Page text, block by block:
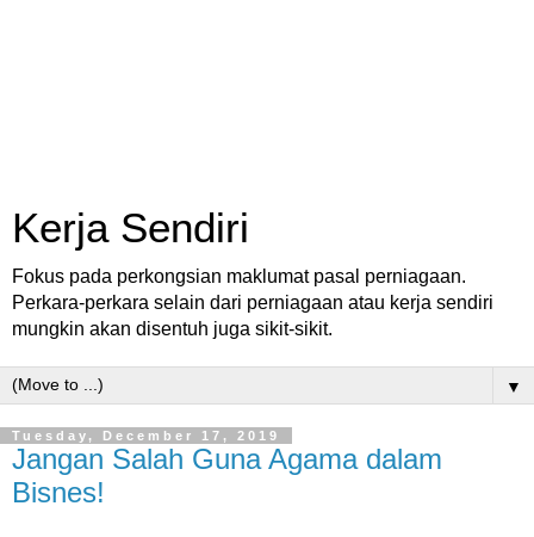
Kerja Sendiri
Fokus pada perkongsian maklumat pasal perniagaan.
Perkara-perkara selain dari perniagaan atau kerja sendiri
mungkin akan disentuh juga sikit-sikit.
▼
Tuesday, December 17, 2019
Jangan Salah Guna Agama dalam
Bisnes!